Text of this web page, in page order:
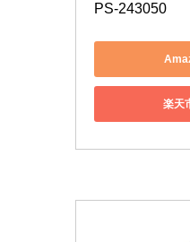
PS-243050
楽天